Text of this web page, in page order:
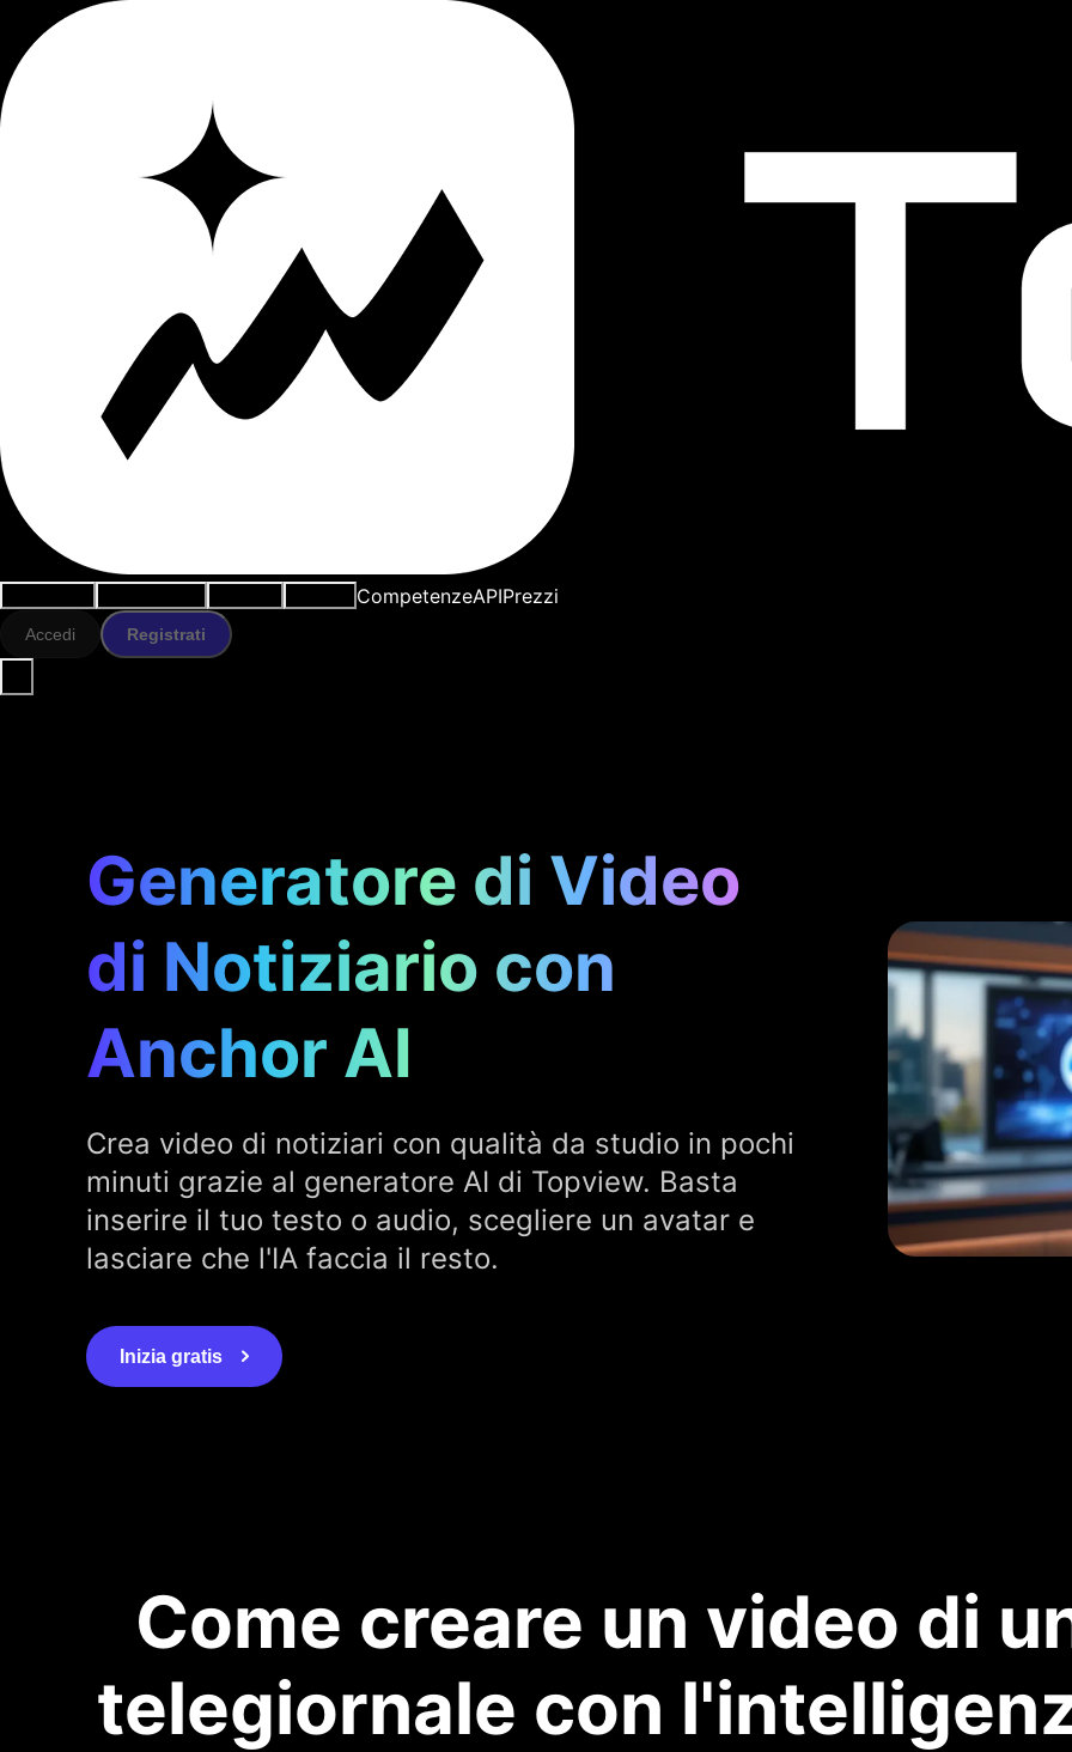
CompetenzeAPIPrezzi
Accedi Registrati
Generatore di Video
di Notiziario con
Anchor AI
Crea video di notiziari con qualità da studio in pochi
minuti grazie al generatore AI di Topview. Basta
inserire il tuo testo o audio, scegliere un avatar e
lasciare che l'IA faccia il resto.
Inizia gratis
Come creare un video di
telegiornale con